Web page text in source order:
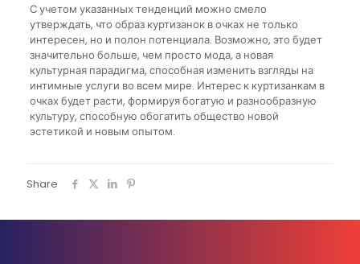
С учетом указанных тенденций можно смело
утверждать, что образ куртизанок в очках не только
интересен, но и полон потенциала. Возможно, это будет
значительно больше, чем просто мода, а новая
культурная парадигма, способная изменить взгляды на
интимные услуги во всем мире. Интерес к куртизанкам в
очках будет расти, формируя богатую и разнообразную
культуру, способную обогатить общество новой
эстетикой и новым опытом.
Share